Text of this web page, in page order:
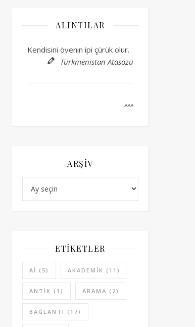
ALINTILAR
Kendisini övenin ipi çürük olur.
Türkmenistan Atasözü
»»»
ARŞIV
ETIKETLER
AI (5) AKADEMIK (11)
ANTIK (1) ARAMA (2)
BAĞLANTI (17)